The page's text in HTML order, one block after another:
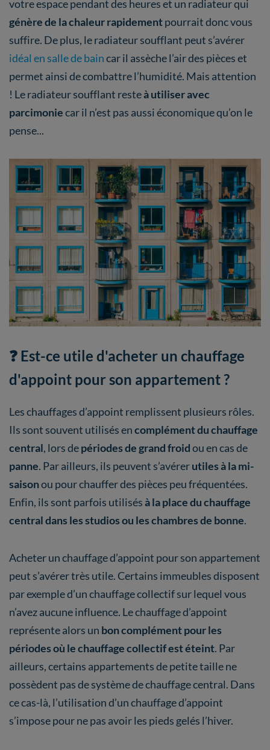
votre espace pendant des heures et un radiateur qui
génère de la chaleur rapidementpourrait donc vous
suffire. De plus, le radiateur soufflant peut s’avérer
idéal en salle de baincar il assèche l’air des pièces et
permet ainsi de combattre l’humidité. Mais attention
! Le radiateur soufflant resteà utiliser avec
parcimoniecar il n’est pas aussi économique qu’on le
pense...
❓ Est-ce utile d'acheter un chauffage
d'appoint pour son appartement ?
Les chauffages d’appoint remplissent plusieurs rôles.
Ils sont souvent utilisés encomplément du chauffage
central, lors depériodes de grand froidou en cas de
panne. Par ailleurs, ils peuvent s’avérerutiles à la mi-
saisonou pour chauffer des pièces peu fréquentées.
Enfin, ils sont parfois utilisésà la place du chauffage
central dans les studios ou les chambres de bonne.
Acheter un chauffage d’appoint pour son appartement
peut s’avérer très utile. Certains immeubles disposent
par exemple d’un chauffage collectif sur lequel vous
n’avez aucune influence. Le chauffage d’appoint
représente alors un bon complément pour les
périodes où le chauffage collectif est éteint. Par
ailleurs, certains appartements de petite taille ne
possèdent pas de système de chauffage central. Dans
ce cas-là, l’utilisation d’un chauffage d’appoint
s’impose pour ne pas avoir les pieds gelés l’hiver.